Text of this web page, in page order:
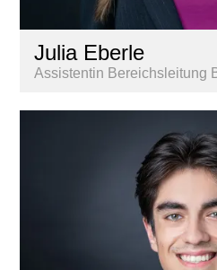
Julia Eberle
Assistentin Bereichsleitung